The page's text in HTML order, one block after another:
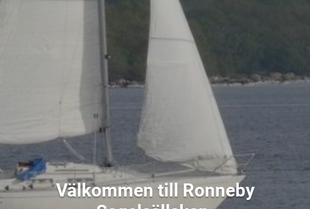
Välkommen till Ronneby